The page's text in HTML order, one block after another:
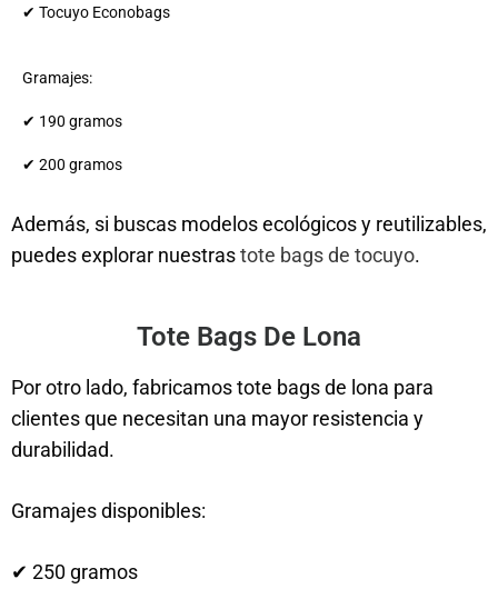
✔ Tocuyo Econobags
Gramajes:
✔ 190 gramos
✔ 200 gramos
Además, si buscas modelos ecológicos y reutilizables,
puedes explorar nuestrastote bags de tocuyo.
Tote Bags De Lona
Por otro lado, fabricamos tote bags de lona para
clientes que necesitan una mayor resistencia y
durabilidad.
Gramajes disponibles:
✔ 250 gramos